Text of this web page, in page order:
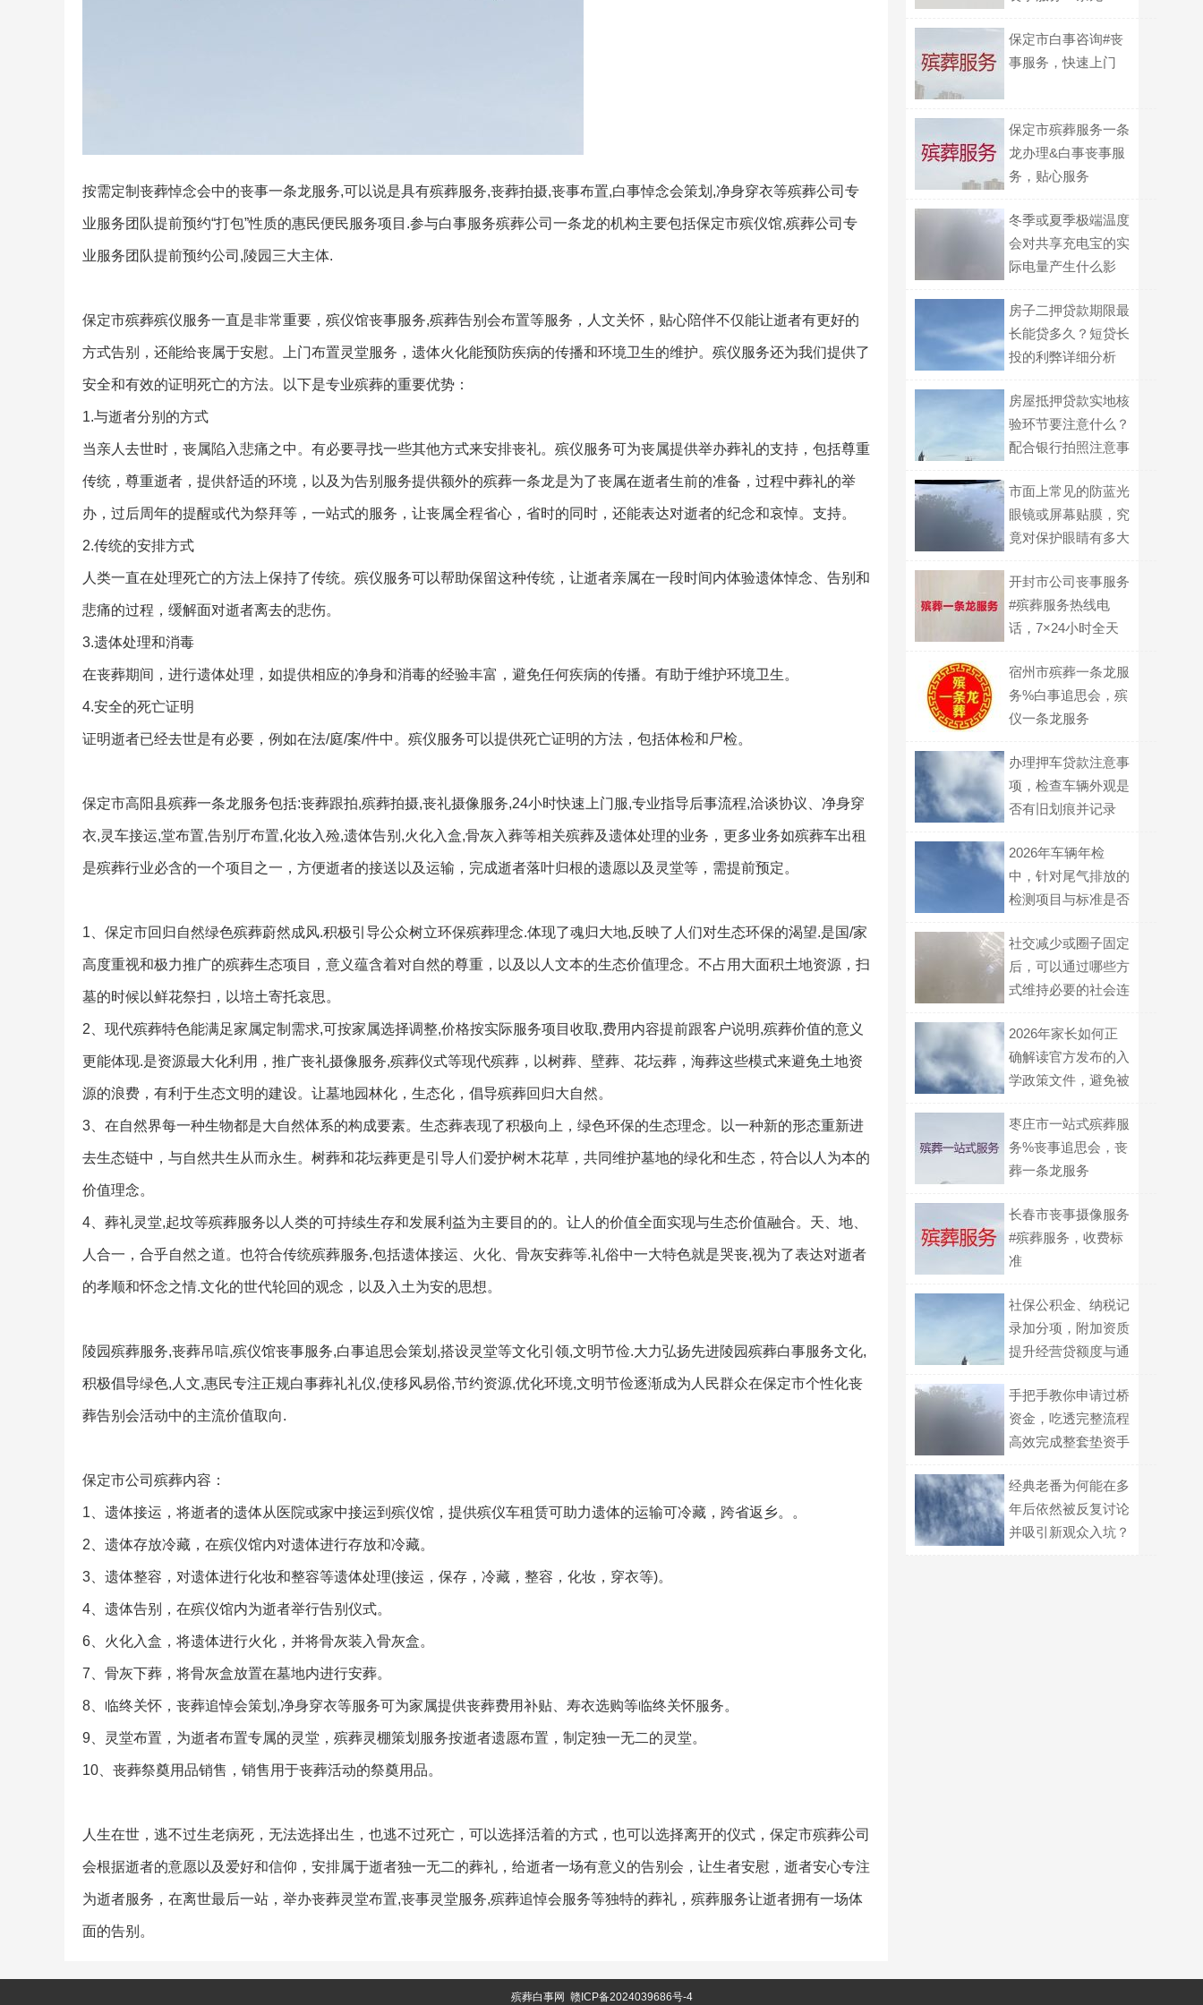
按需定制丧葬悼念会中的丧事一条龙服务,可以说是具有殡葬服务,丧葬拍摄,丧事布置,白事悼念会策划,净身穿衣等殡葬公司专
业服务团队提前预约“打包”性质的惠民便民服务项目.参与白事服务殡葬公司一条龙的机构主要包括保定市殡仪馆,殡葬公司专
业服务团队提前预约公司,陵园三大主体.
保定市殡葬殡仪服务一直是非常重要，殡仪馆丧事服务,殡葬告别会布置等服务，人文关怀，贴心陪伴不仅能让逝者有更好的
方式告别，还能给丧属于安慰。上门布置灵堂服务，遗体火化能预防疾病的传播和环境卫生的维护。殡仪服务还为我们提供了
安全和有效的证明死亡的方法。以下是专业殡葬的重要优势：
1.与逝者分别的方式
当亲人去世时，丧属陷入悲痛之中。有必要寻找一些其他方式来安排丧礼。殡仪服务可为丧属提供举办葬礼的支持，包括尊重
传统，尊重逝者，提供舒适的环境，以及为告别服务提供额外的殡葬一条龙是为了丧属在逝者生前的准备，过程中葬礼的举
办，过后周年的提醒或代为祭拜等，一站式的服务，让丧属全程省心，省时的同时，还能表达对逝者的纪念和哀悼。支持。
2.传统的安排方式
人类一直在处理死亡的方法上保持了传统。殡仪服务可以帮助保留这种传统，让逝者亲属在一段时间内体验遗体悼念、告别和
悲痛的过程，缓解面对逝者离去的悲伤。
3.遗体处理和消毒
在丧葬期间，进行遗体处理，如提供相应的净身和消毒的经验丰富，避免任何疾病的传播。有助于维护环境卫生。
4.安全的死亡证明
证明逝者已经去世是有必要，例如在法/庭/案/件中。殡仪服务可以提供死亡证明的方法，包括体检和尸检。
保定市高阳县殡葬一条龙服务包括:丧葬跟拍,殡葬拍摄,丧礼摄像服务,24小时快速上门服,专业指导后事流程,洽谈协议、净身穿
衣,灵车接运,堂布置,告别厅布置,化妆入殓,遗体告别,火化入盒,骨灰入葬等相关殡葬及遗体处理的业务，更多业务如殡葬车出租
是殡葬行业必含的一个项目之一，方便逝者的接送以及运输，完成逝者落叶归根的遗愿以及灵堂等，需提前预定。
1、保定市回归自然绿色殡葬蔚然成风.积极引导公众树立环保殡葬理念.体现了魂归大地,反映了人们对生态环保的渴望.是国/家
高度重视和极力推广的殡葬生态项目，意义蕴含着对自然的尊重，以及以人文本的生态价值理念。不占用大面积土地资源，扫
墓的时候以鲜花祭扫，以培土寄托哀思。
2、现代殡葬特色能满足家属定制需求,可按家属选择调整,价格按实际服务项目收取,费用内容提前跟客户说明,殡葬价值的意义
更能体现.是资源最大化利用，推广丧礼摄像服务,殡葬仪式等现代殡葬，以树葬、壁葬、花坛葬，海葬这些模式来避免土地资
源的浪费，有利于生态文明的建设。让墓地园林化，生态化，倡导殡葬回归大自然。
3、在自然界每一种生物都是大自然体系的构成要素。生态葬表现了积极向上，绿色环保的生态理念。以一种新的形态重新进
去生态链中，与自然共生从而永生。树葬和花坛葬更是引导人们爱护树木花草，共同维护墓地的绿化和生态，符合以人为本的
价值理念。
4、葬礼灵堂,起坟等殡葬服务以人类的可持续生存和发展利益为主要目的的。让人的价值全面实现与生态价值融合。天、地、
人合一，合乎自然之道。也符合传统殡葬服务,包括遗体接运、火化、骨灰安葬等.礼俗中一大特色就是哭丧,视为了表达对逝者
的孝顺和怀念之情.文化的世代轮回的观念，以及入土为安的思想。
陵园殡葬服务,丧葬吊唁,殡仪馆丧事服务,白事追思会策划,搭设灵堂等文化引领,文明节俭.大力弘扬先进陵园殡葬白事服务文化,
积极倡导绿色,人文,惠民专注正规白事葬礼礼仪,使移风易俗,节约资源,优化环境,文明节俭逐渐成为人民群众在保定市个性化丧
葬告别会活动中的主流价值取向.
保定市公司殡葬内容：
1、遗体接运，将逝者的遗体从医院或家中接运到殡仪馆，提供殡仪车租赁可助力遗体的运输可冷藏，跨省返乡。。
2、遗体存放冷藏，在殡仪馆内对遗体进行存放和冷藏。
3、遗体整容，对遗体进行化妆和整容等遗体处理(接运，保存，冷藏，整容，化妆，穿衣等)。
4、遗体告别，在殡仪馆内为逝者举行告别仪式。
6、火化入盒，将遗体进行火化，并将骨灰装入骨灰盒。
7、骨灰下葬，将骨灰盒放置在墓地内进行安葬。
8、临终关怀，丧葬追悼会策划,净身穿衣等服务可为家属提供丧葬费用补贴、寿衣选购等临终关怀服务。
9、灵堂布置，为逝者布置专属的灵堂，殡葬灵棚策划服务按逝者遗愿布置，制定独一无二的灵堂。
10、丧葬祭奠用品销售，销售用于丧葬活动的祭奠用品。
人生在世，逃不过生老病死，无法选择出生，也逃不过死亡，可以选择活着的方式，也可以选择离开的仪式，保定市殡葬公司
会根据逝者的意愿以及爱好和信仰，安排属于逝者独一无二的葬礼，给逝者一场有意义的告别会，让生者安慰，逝者安心专注
为逝者服务，在离世最后一站，举办丧葬灵堂布置,丧事灵堂服务,殡葬追悼会服务等独特的葬礼，殡葬服务让逝者拥有一场体
面的告别。
保定市白事咨询#丧
事服务，快速上门
保定市殡葬服务一条
龙办理&白事丧事服
务，贴心服务
冬季或夏季极端温度
会对共享充电宝的实
际电量产生什么影
房子二押贷款期限最
长能贷多久？短贷长
投的利弊详细分析
房屋抵押贷款实地核
验环节要注意什么？
配合银行拍照注意事
市面上常见的防蓝光
眼镜或屏幕贴膜，究
竟对保护眼睛有多大
开封市公司丧事服务
#殡葬服务热线电
话，7×24小时全天
宿州市殡葬一条龙服
务%白事追思会，殡
仪一条龙服务
办理押车贷款注意事
项，检查车辆外观是
否有旧划痕并记录
2026年车辆年检
中，针对尾气排放的
检测项目与标准是否
社交减少或圈子固定
后，可以通过哪些方
式维持必要的社会连
2026年家长如何正
确解读官方发布的入
学政策文件，避免被
枣庄市一站式殡葬服
务%丧事追思会，丧
葬一条龙服务
长春市丧事摄像服务
#殡葬服务，收费标
准
社保公积金、纳税记
录加分项，附加资质
提升经营贷额度与通
手把手教你申请过桥
资金，吃透完整流程
高效完成整套垫资手
经典老番为何能在多
年后依然被反复讨论
并吸引新观众入坑？
殡葬白事网 赣ICP备2024039686号-4